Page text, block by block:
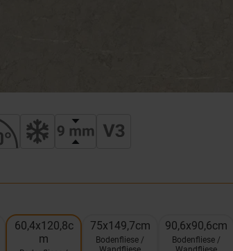
60,4x120,8c
m
75x149,7cm
Bodenfliese /
90,6x90,6cm
Bodenfliese /